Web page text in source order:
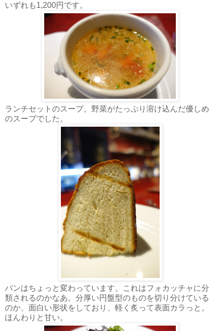
いずれも1,200円です。
ランチセットのスープ。野菜がたっぷり溶け込んだ優しめ
のスープでした。
パンはちょっと変わっています。これはフォカッチャに分
類されるのかなあ。分厚い円盤型のものを切り分けている
のか、面白い形状をしており、軽く炙って表面カラっと。
ほんわりと甘い。